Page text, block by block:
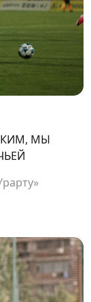
МЫ